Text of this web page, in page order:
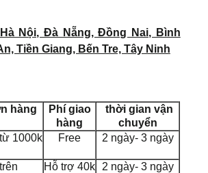
Nội, Đà Nẵng, Đồng Nai, Bình
Tiền Giang, Bến Tre, Tây Ninh
hàng
Phí giao
hàng
thời gian vận
chuyển
1000k
Free 2 ngày- 3 ngày
Hỗ trợ 40k 2 ngày- 3 ngày